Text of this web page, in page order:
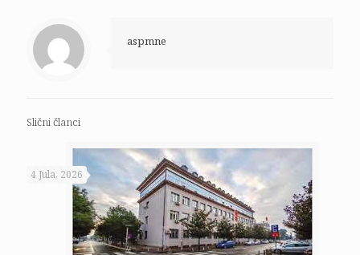
aspmne
Slični članci
4 Jula, 2026